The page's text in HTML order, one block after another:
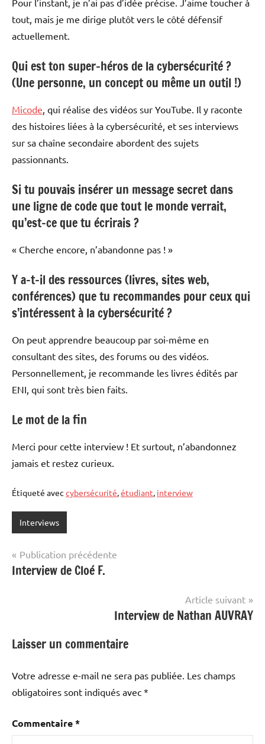
tout, mais je me dirige plutôt vers le côté défensif
actuellement.
Qui est ton super-héros de la cybersécurité ?
(Une personne, un concept ou même un outil !)
Micode , qui réalise des vidéos sur YouTube. Il y raconte
des histoires liées à la cybersécurité, et ses interviews
sur sa chaîne secondaire abordent des sujets
passionnants.
Si tu pouvais insérer un message secret dans
une ligne de code que tout le monde verrait,
qu’est-ce que tu écrirais ?
« Cherche encore, n’abandonne pas ! »
Y a-t-il des ressources (livres, sites web,
conférences) que tu recommandes pour ceux qui
s’intéressent à la cybersécurité ?
On peut apprendre beaucoup par soi-même en
consultant des sites, des forums ou des vidéos.
Personnellement, je recommande les livres édités par
ENI, qui sont très bien faits.
Le mot de la fin
Merci pour cette interview ! Et surtout, n’abandonnez
jamais et restez curieux.
Étiqueté avec cybersécurité,étudiant, interview
Interviews
Navigation
de
Publication précédente
Interview de Cloé F.
Article suivant
Interview de Nathan AUVRAY
Laisser un commentaire
Votre adresse e-mail ne sera pas publiée. Les champs
obligatoires sont indiqués avec *
Commentaire*